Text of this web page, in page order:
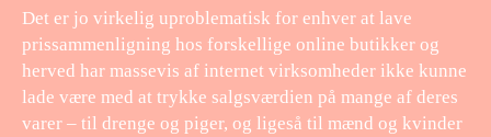
Det er jo virkelig uproblematisk for enhver at lave
prissammenligning hos forskellige online butikker og
herved har massevis af internet virksomheder ikke kunne
lade være med at trykke salgsværdien på mange af deres
varer – til drenge og piger, og ligeså til mænd og kvinder